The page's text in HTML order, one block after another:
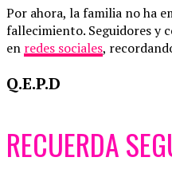
Por ahora, la familia no ha
fallecimiento. Seguidores y
en redes sociales,
Q.E.P.D
RECUERDA